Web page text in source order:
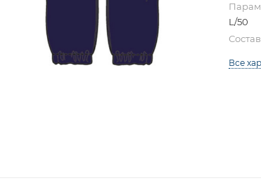
L/50
Состав
Все